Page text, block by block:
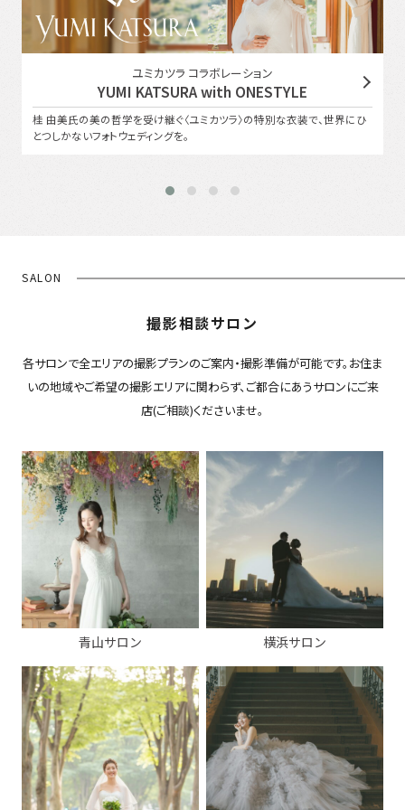
ユミカツラ コラボレーション
YUMI KATSURA with ONESTYLE
桂 由美氏の美の哲学を受け継ぐ〈ユミカツラ〉の特別な衣装で、世界にひ
とつしかないフォトウェディングを。
SALON
撮影相談サロン
各サロンで全エリアの撮影プランのご案内・撮影準備が可能です。お住ま
いの地域やご希望の撮影エリアに関わらず、ご都合にあうサロンにご来
店(ご相談)くださいませ。
青山サロン 横浜サロン